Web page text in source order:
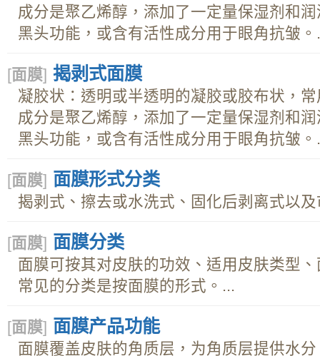
成分是聚乙烯醇，添加了一定量保湿剂和
黑头功能，或含有活性成分用于眼角抗皱。
[面膜] 揭剥式面膜
凝胶状：透明或半透明的凝胶或胶布状，
成分是聚乙烯醇，添加了一定量保湿剂和
黑头功能，或含有活性成分用于眼角抗皱。
[面膜] 面膜形式分类
揭剥式、擦去或水洗式、固化后剥离式以
[面膜] 面膜分类
面膜可按其对皮肤的功效、适用皮肤类型
常见的分类是按面膜的形式。...
[面膜] 面膜产品功能
面膜覆盖皮肤的角质层，为角质层提供水